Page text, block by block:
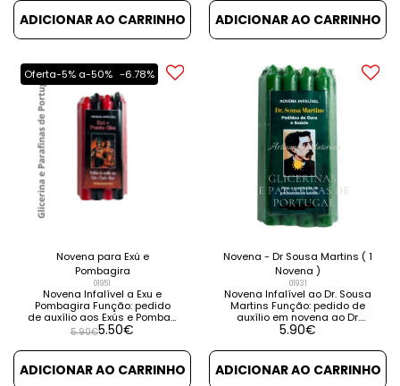
RELACIONADOS
ADICIONAR AO CARRINHO
DETALHES VER PRODUTOS
RELACIONADOS
ADICIONAR AO CARRINHO
Oferta-5% a-50% -6.78%
Novena para Exú e
Pombagira
01951
Novena Infalível a Exu e
Pombagira Função: pedido
de auxílio aos Exús e Pombas
Gira. Contém instruções e
PRODUTOS RELACIONADOS
5.90€5.50€
ADICIONAR AO CARRINHO
Novena - Dr Sousa Martins ( 1
Novena )
01931
Novena Infalível ao Dr. Sousa
Martins Função: pedido de
auxílio em novena ao Dr.
Sousa Martins. Para
saúde. Contém instruções e
orações. VER DETALHES VER
PRODUTOS RELACIONADOS
5.90€
ADICIONAR AO CARRINHO